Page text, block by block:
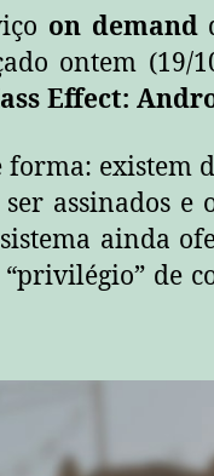
on demand
ontem (19/
Effect:
existem
assinados e
ainda
de